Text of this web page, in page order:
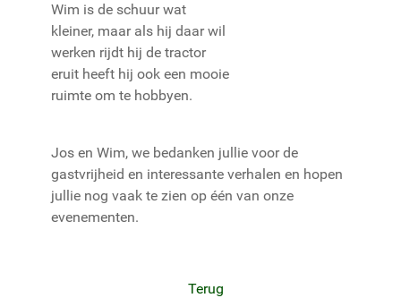
Wim is de schuur wat
kleiner, maar als hij daar wil
werken rijdt hij de tractor
eruit heeft hij ook een mooie
ruimte om te hobbyen.
Jos en Wim, we bedanken jullie voor de
gastvrijheid en interessante verhalen en hopen
jullie nog vaak te zien op één van onze
evenementen.
Terug